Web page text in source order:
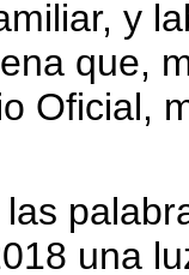
y
que,
Oficial,
una